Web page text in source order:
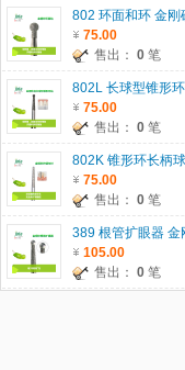
75.00
售出： 0 笔
75.00
售出： 0 笔
75.00
售出： 0 笔
105.00
售出： 0 笔